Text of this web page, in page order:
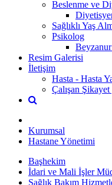
Beslenme ve
Sağlıklı Yaş
Psikolog
Resim Galerisi
İletişim
Hasta - Hasta
Çalışan
Kurumsal
Hastane Yönetimi
Başhekim
İdari ve Mali İşler
Sağlık Bakım